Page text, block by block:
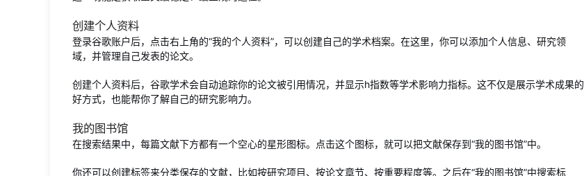
创建个人资料
登录谷歌账户后，点击右上角的“我的个人资料”，可以创建自己的学术档案。在这里，你可以添加个人信息、研究领
域，并管理自己发表的论文。
创建个人资料后，谷歌学术会自动追踪你的论文被引用情况，并显示h指数等学术影响力指标。这不仅是展示学术成果的
好方式，也能帮你了解自己的研究影响力。
我的图书馆
在搜索结果中，每篇文献下方都有一个空心的星形图标。点击这个图标，就可以把文献保存到“我的图书馆”中。
你还可以创建标签来分类保存的文献，比如按研究项目、按论文章节、按重要程度等。之后在“我的图书馆”中搜索标